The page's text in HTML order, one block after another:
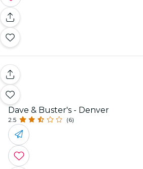
Dave & Buster's - Denver
2.5 (6)